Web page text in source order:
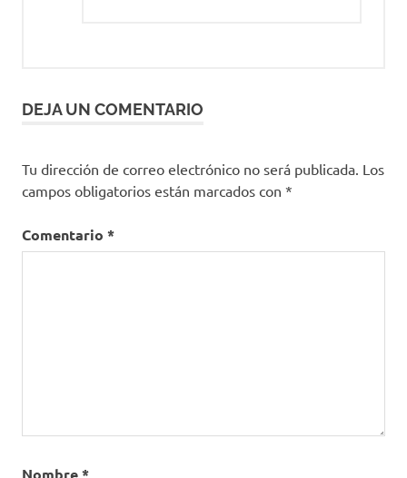
DEJA UN COMENTARIO
Tu dirección de correo electrónico no será publicada. Los
campos obligatorios están marcados con *
Comentario *
Nombre*